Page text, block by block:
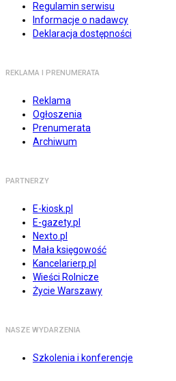
Regulamin serwisu
Informacje o nadawcy
Deklaracja dostępności
REKLAMA I PRENUMERATA
Reklama
Ogłoszenia
Prenumerata
Archiwum
PARTNERZY
E-kiosk.pl
E-gazety.pl
Nexto.pl
Mała księgowość
Kancelarierp.pl
Wieści Rolnicze
Życie Warszawy
NASZE WYDARZENIA
Szkolenia i konferencje